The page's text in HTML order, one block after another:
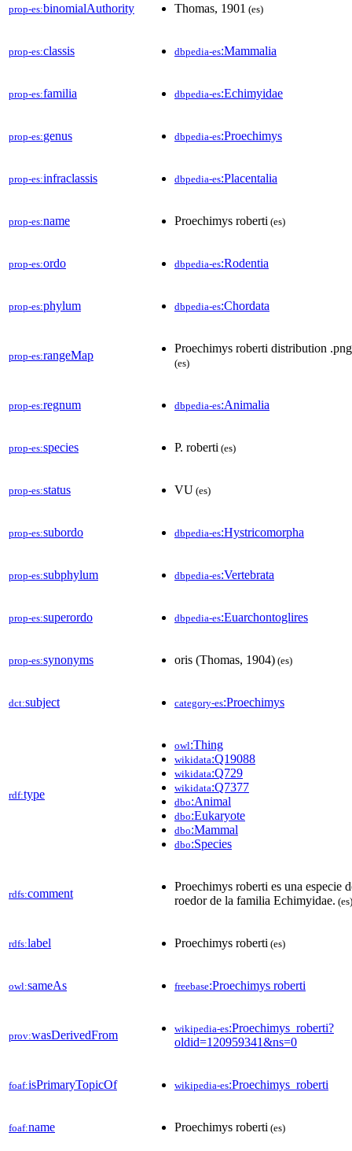
prop-es:binomialAuthority Thomas, 1901 (es)
prop-es:classis dbpedia-es:Mammalia
prop-es:familia dbpedia-es:Echimyidae
prop-es:genus dbpedia-es:Proechimys
prop-es:infraclassis dbpedia-es:Placentalia
prop-es:name Proechimys roberti (es)
prop-es:ordo dbpedia-es:Rodentia
prop-es:phylum dbpedia-es:Chordata
prop-es:rangeMap
Proechimys roberti distribution .png
(es)
prop-es:regnum dbpedia-es:Animalia
prop-es:species P. roberti (es)
prop-es:status VU (es)
prop-es:subordo dbpedia-es:Hystricomorpha
prop-es:subphylum dbpedia-es:Vertebrata
prop-es:superordo dbpedia-es:Euarchontoglires
prop-es:synonyms oris (Thomas, 1904) (es)
dct:subject category-es:Proechimys
rdf:type
owl:Thing
wikidata:Q19088
wikidata:Q729
wikidata:Q7377
dbo:Animal
dbo:Eukaryote
dbo:Mammal
dbo:Species
rdfs:comment
Proechimys roberti es una especie
roedor de la familia Echimyidae. (es)
rdfs:label Proechimys roberti (es)
owl:sameAs freebase:Proechimys roberti
prov:wasDerivedFrom wikipedia-es:Proechimys_roberti?
oldid=120959341&ns=0
foaf:isPrimaryTopicOf wikipedia-es:Proechimys_roberti
foaf:name Proechimys roberti (es)